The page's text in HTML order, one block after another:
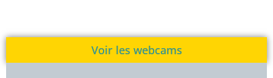
Voir les webcams